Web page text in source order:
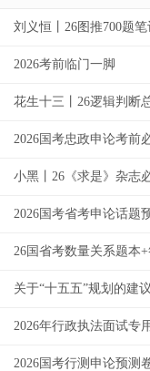
刘义恒丨26图推700题笔
2026考前临门一脚
花生十三丨26逻辑判断
2026国考忠政申论考前
小黑丨26《求是》杂志
2026国考省考申论话题
26国省考数量关系题本+
关于“十五五”规划的建
2026年行政执法面试专
2026国考行测申论预测